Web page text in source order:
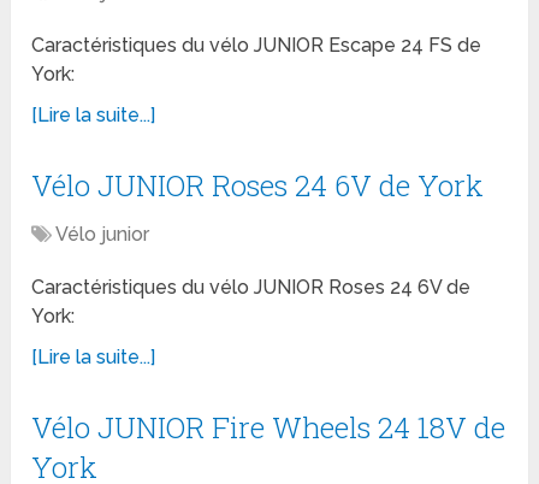
Caractéristiques du vélo JUNIOR Escape 24 FS de
York:
[Lire la suite...]
Vélo JUNIOR Roses 24 6V de York
Vélo junior
Caractéristiques du vélo JUNIOR Roses 24 6V de
York:
[Lire la suite...]
Vélo JUNIOR Fire Wheels 24 18V de
York